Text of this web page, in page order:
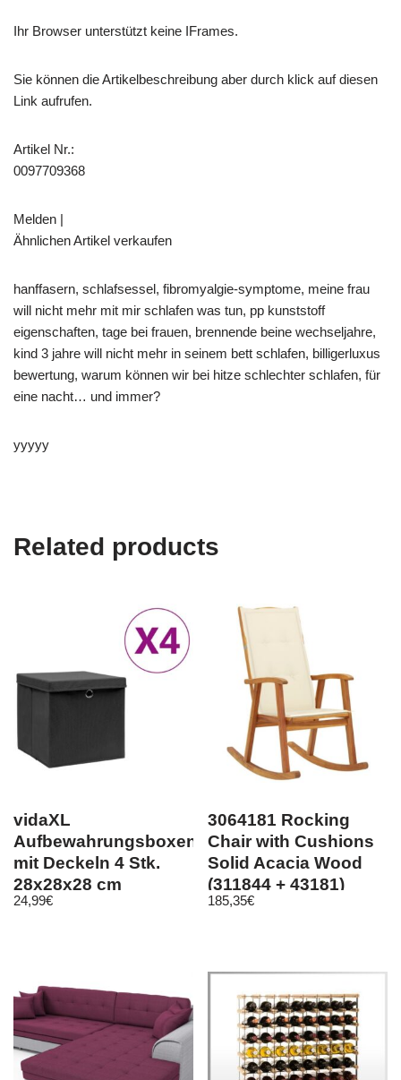
Ihr Browser unterstützt keine IFrames.
Sie können die Artikelbeschreibung aber durch klick auf diesen
Link aufrufen.
Artikel Nr.:
0097709368
Melden |
Ähnlichen Artikel verkaufen
hanffasern, schlafsessel, fibromyalgie-symptome, meine frau
will nicht mehr mit mir schlafen was tun, pp kunststoff
eigenschaften, tage bei frauen, brennende beine wechseljahre,
kind 3 jahre will nicht mehr in seinem bett schlafen, billigerluxus
bewertung, warum können wir bei hitze schlechter schlafen, für
eine nacht… und immer?
yyyyy
Related products
vidaXL
Aufbewahrungsboxen
mit Deckeln 4 Stk.
28x28x28 cm
Schwarz
24,99€
3064181 Rocking
Chair with Cushions
Solid Acacia Wood
(311844 + 43181)
185,35€